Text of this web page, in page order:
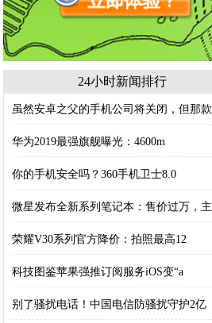
24小时新闻排行
虽然安卓之父的手机公司将关闭，但那款
华为2019最强旗舰曝光：4600m
你的手机安全吗？360手机卫士8.0
微星发布全新系列笔记本：售价过万，主
荣耀V30系列官方降价：拍照最高12
科技图鉴苹果强推订阅服务iOS变“a
别了骚扰电话！中国电信防骚扰守护2亿